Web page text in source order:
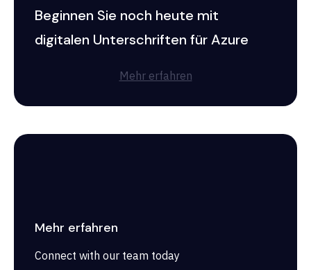
Beginnen Sie noch heute mit
digitalen Unterschriften für Azure
Mehr erfahren
Mehr erfahren
Connect with our team today